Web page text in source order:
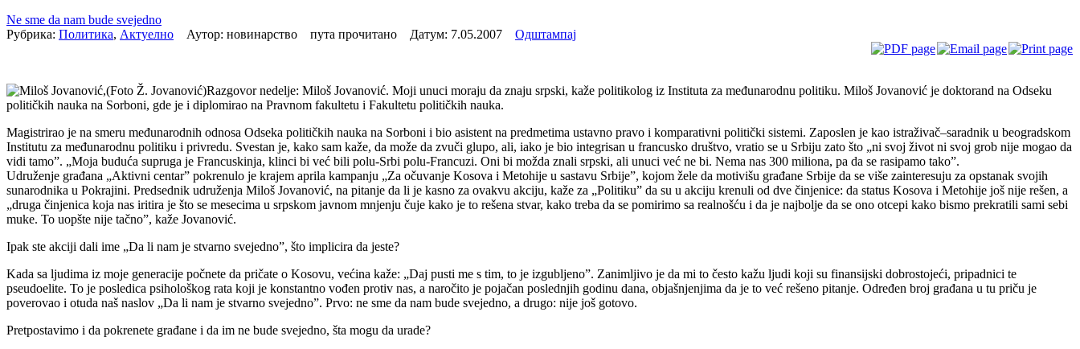
Ne sme da nam bude svejedno
Рубрика: Политика, Актуелно Аутор: новинарство пута прочитано Датум: 7.05.2007 Одштампај
Razgovor nedelje: Miloš Jovanović. Moji unuci moraju da znaju srpski, kaže politikolog iz Instituta za međunarodnu politiku. Miloš Jovanović je doktorand na Odseku
političkih nauka na Sorboni, gde je i diplomirao na Pravnom fakultetu i Fakultetu političkih nauka.
Magistrirao je na smeru međunarodnih odnosa Odseka političkih nauka na Sorboni i bio asistent na predmetima ustavno pravo i komparativni politički sistemi. Zaposlen je kao istraživač–saradnik u beogradskom
Institutu za međunarodnu politiku i privredu. Svestan je, kako sam kaže, da može da zvuči glupo, ali, iako je bio integrisan u francusko društvo, vratio se u Srbiju zato što „ni svoj život ni svoj grob nije mogao da
vidi tamo”. „Moja buduća supruga je Francuskinja, klinci bi već bili polu-Srbi polu-Francuzi. Oni bi možda znali srpski, ali unuci već ne bi. Nema nas 300 miliona, pa da se rasipamo tako”.
Udruženje građana „Aktivni centar” pokrenulo je krajem aprila kampanju „Za očuvanje Kosova i Metohije u sastavu Srbije”, kojom žele da motivišu građane Srbije da se više zainteresuju za opstanak svojih
sunarodnika u Pokrajini. Predsednik udruženja Miloš Jovanović, na pitanje da li je kasno za ovakvu akciju, kaže za „Politiku” da su u akciju krenuli od dve činjenice: da status Kosova i Metohije još nije rešen, a
„druga činjenica koja nas iritira je što se mesecima u srpskom javnom mnjenju čuje kako je to rešena stvar, kako treba da se pomirimo sa realnošću i da je najbolje da se ono otcepi kako bismo prekratili sami sebi
muke. To uopšte nije tačno”, kaže Jovanović.
Ipak ste akciji dali ime „Da li nam je stvarno svejedno”, što implicira da jeste?
Kada sa ljudima iz moje generacije počnete da pričate o Kosovu, većina kaže: „Daj pusti me s tim, to je izgubljeno”. Zanimljivo je da mi to često kažu ljudi koji su finansijski dobrostojeći, pripadnici te
pseudoelite. To je posledica psihološkog rata koji je konstantno vođen protiv nas, a naročito je pojačan poslednjih godinu dana, objašnjenjima da je to već rešeno pitanje. Određen broj građana u tu priču je
poverovao i otuda naš naslov „Da li nam je stvarno svejedno”. Prvo: ne sme da nam bude svejedno, a drugo: nije još gotovo.
Pretpostavimo i da pokrenete građane i da im ne bude svejedno, šta mogu da urade?